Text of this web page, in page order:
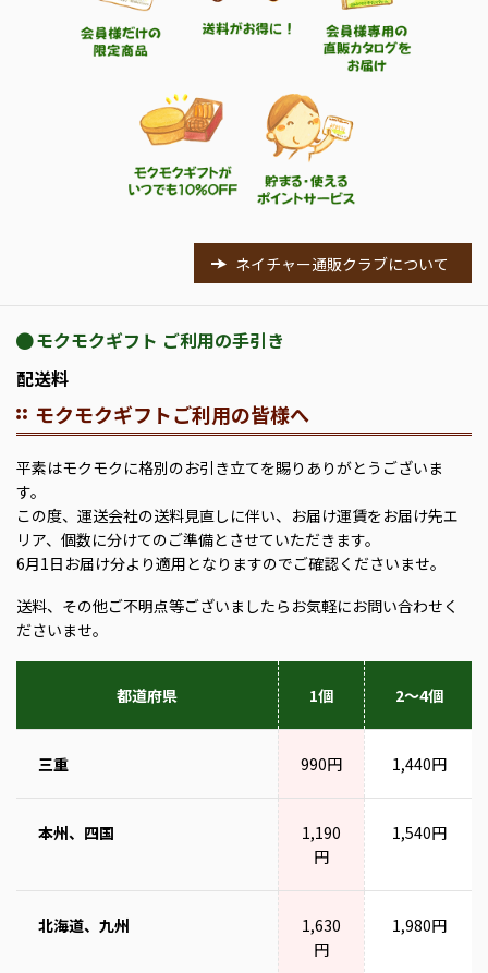
ネイチャー通販クラブについて
モクモクギフト ご利用の手引き
配送料
モクモクギフトご利用の皆様へ
平素はモクモクに格別のお引き立てを賜りありがとうございま
す。
この度、運送会社の送料見直しに伴い、お届け運賃をお届け先エ
リア、個数に分けてのご準備とさせていただきます。
6月1日お届け分より適用となりますのでご確認くださいませ。
送料、その他ご不明点等ございましたらお気軽にお問い合わせく
ださいませ。
都道府県 1個 2～4個
三重 990円 1,440円
本州、四国
1,190
円
1,540円
北海道、九州
1,630
円
1,980円